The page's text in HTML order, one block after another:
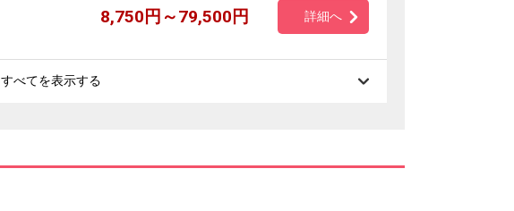
8,750円～79,500円 詳細へ
すべてを表示する